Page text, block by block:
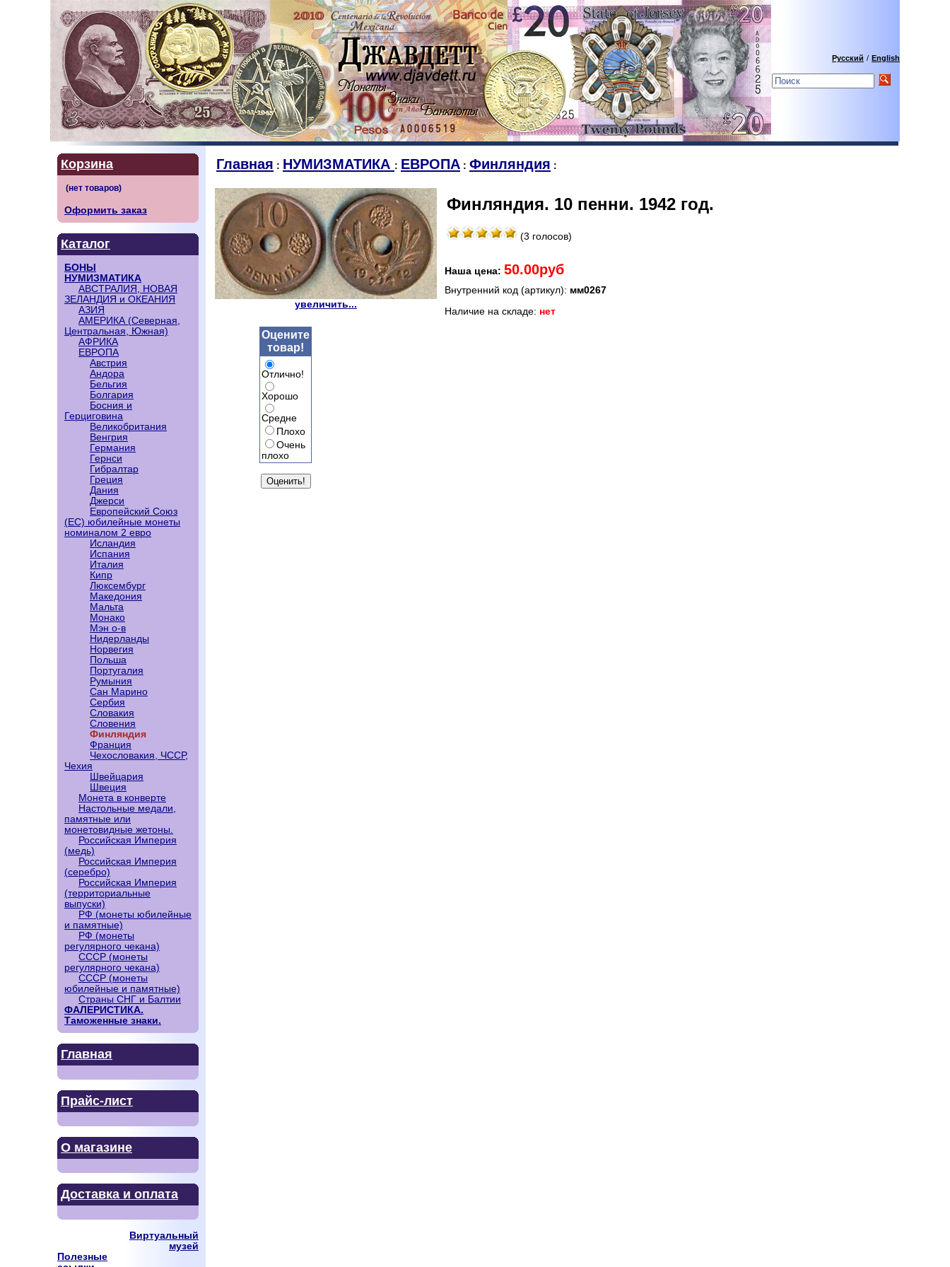
Русский / English
Корзина
Оформить заказ
Каталог
БОНЫ
НУМИЗМАТИКА
АВСТРАЛИЯ, НОВАЯ
ЗЕЛАНДИЯ и ОКЕАНИЯ
АЗИЯ
АМЕРИКА (Северная,
Центральная, Южная)
АФРИКА
ЕВРОПА
Австрия
Андора
Бельгия
Болгария
Босния и
Герциговина
Великобритания
Венгрия
Германия
Гернси
Гибралтар
Греция
Дания
Джерси
Европейский Союз
(ЕС) юбилейные монеты
номиналом 2 евро
Исландия
Испания
Италия
Кипр
Люксембург
Македония
Мальта
Монако
Мэн о-в
Нидерланды
Норвегия
Польша
Португалия
Румыния
Сан Марино
Сербия
Словакия
Словения
Финляндия
Франция
Чехословакия, ЧССР,
Чехия
Швейцария
Швеция
Монета в конверте
Настольные медали,
памятные или
монетовидные жетоны.
Российская Империя
(медь)
Российская Империя
(серебро)
Российская Империя
(территориальные
выпуски)
РФ (монеты юбилейные
и памятные)
РФ (монеты
регулярного чекана)
СССР (монеты
регулярного чекана)
СССР (монеты
юбилейные и памятные)
Страны СНГ и Балтии
ФАЛЕРИСТИКА.
Таможенные знаки.
Главная
Прайс-лист
О магазине
Доставка и оплата
Виртуальный
музей
Полезные
Главная : НУМИЗМАТИКА : ЕВРОПА : Финляндия :
увеличить...
Финляндия. 10 пенни. 1942 год.
(3 голосов)
Наша цена: 50.00руб
Внутренний код (артикул): мм0267
Наличие на складе: нет
Оцените
товар!
Отлично!
Хорошо
Средне
Плохо
Очень
плохо